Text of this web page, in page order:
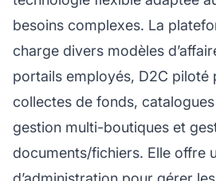
besoins complexes. La
charge divers modèles
portails employés, D2C piloté
collectes de fonds,
gestion multi-boutiques et
documents/fichiers. Elle offre